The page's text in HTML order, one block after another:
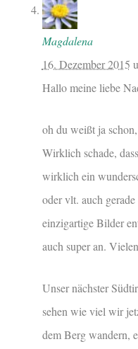
Magdalena
16. Dezember 2015
Hallo meine liebe
oh du weißt ja
Wirklich schade,
wirklich ein
oder vlt. auch
einzigartige Bilder
auch super an.
Unser nächster
sehen wie viel wir
dem Berg wandern,